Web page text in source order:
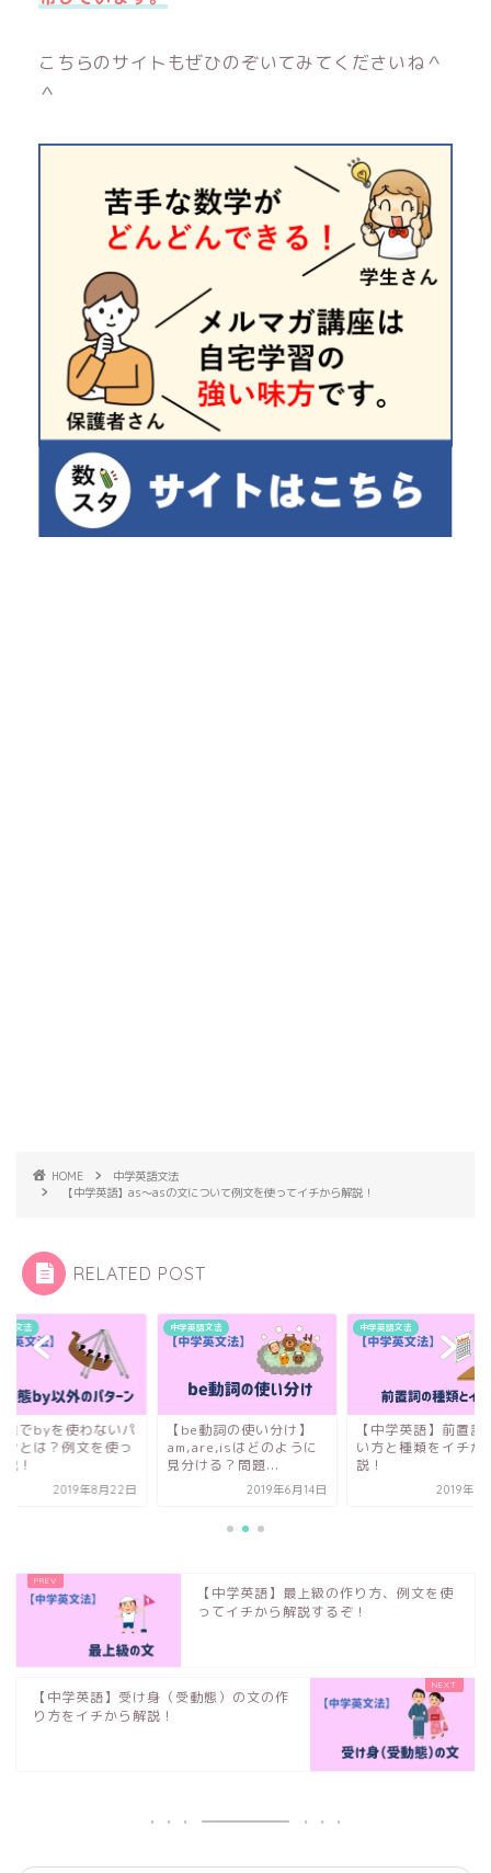
こちらのサイトもぜひのぞいてみてくださいね＾
＾
HOME
中学英語文法
【中学英語】as～asの文について例文を使ってイチから解説！
RELATED POST
語文法
態でbyを使わないパ
ンとは？例文を使っ
！
2019年8月22日
中学英語文法
【be動詞の使い分け】
am,are,isはどのように
見分ける？問題...
2019年6月14日
中学英語文法
【中学英語】前置詞
い方と種類をイチか
説！
2019年10
【中学英語】最上級の作り方、例文を使
ってイチから解説するぞ！
【中学英語】受け身（受動態）の文の作
り方をイチから解説！